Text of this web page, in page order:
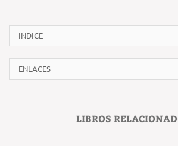
INDICE
ENLACES
LIBROS